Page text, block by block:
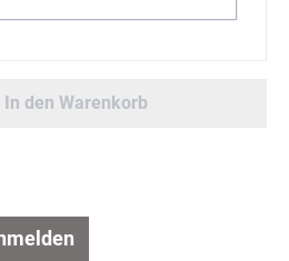
In den Warenkorb